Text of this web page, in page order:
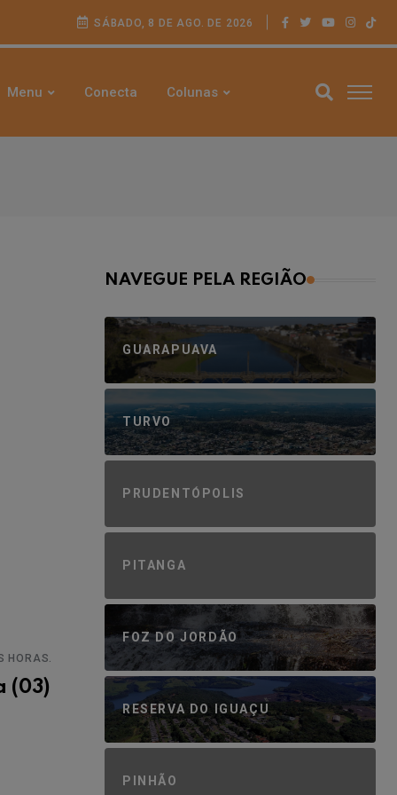
SÁBADO, 8 DE AGO. DE 2026
Menu Conecta Colunas
HORAS.
(03)
NAVEGUE PELA REGIÃO
GUARAPUAVA
TURVO
PRUDENTÓPOLIS
PITANGA
FOZ DO JORDÃO
RESERVA DO IGUAÇU
PINHÃO